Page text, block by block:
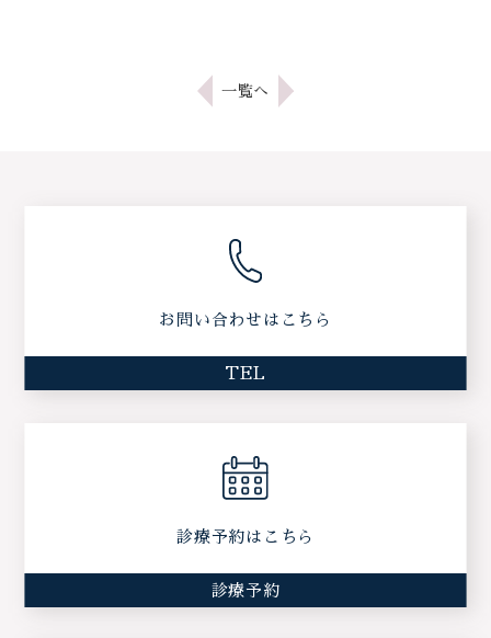
一覧へ
お問い合わせはこちら
TEL
診療予約はこちら
診療予約